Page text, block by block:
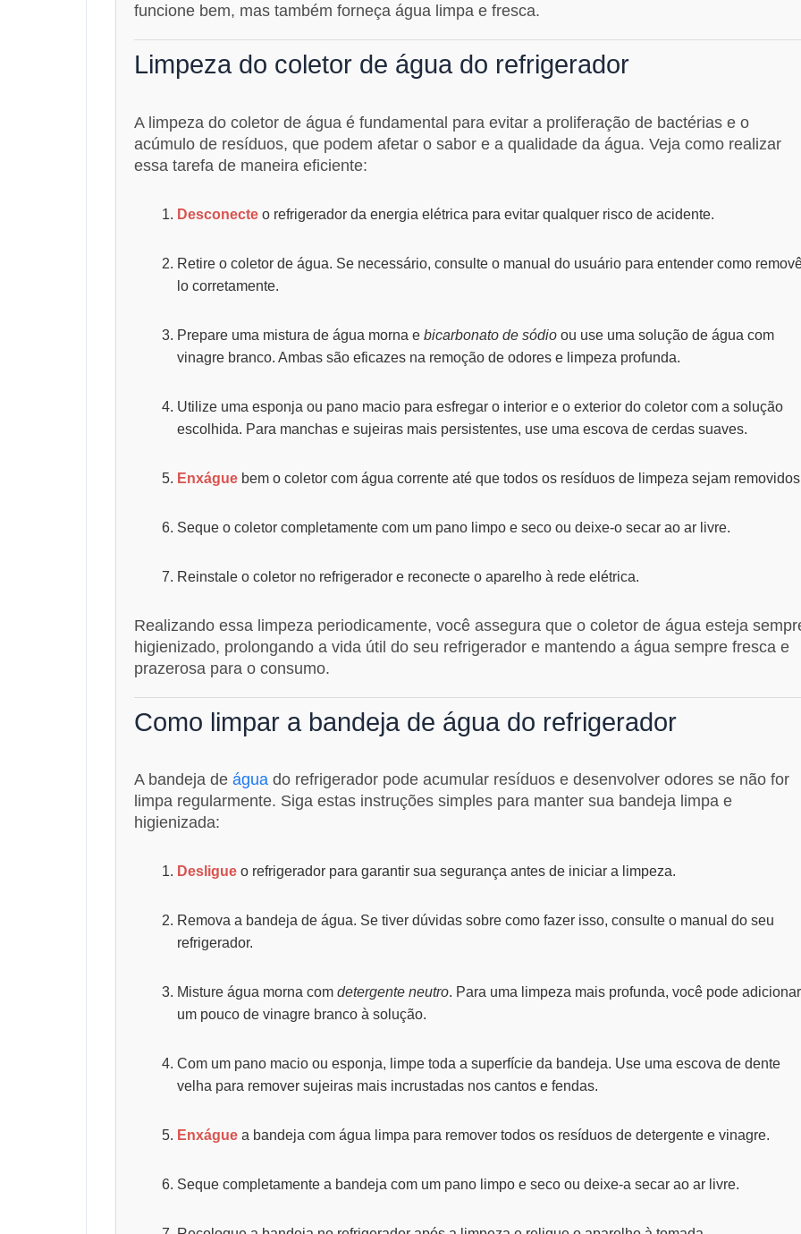
funcione bem, mas também forneça água limpa e fresca.
Limpeza do coletor de água do refrigerador
A limpeza do coletor de água é fundamental para evitar a proliferação de bactérias e o
acúmulo de resíduos, que podem afetar o sabor e a qualidade da água. Veja como realizar
essa tarefa de maneira eficiente:
Desconecte o refrigerador da energia elétrica para evitar qualquer risco de acidente.
Retire o coletor de água. Se necessário, consulte o manual do usuário para entender como
lo corretamente.
Prepare uma mistura de água morna e bicarbonato de sódio ou use uma solução de água com
vinagre branco. Ambas são eficazes na remoção de odores e limpeza profunda.
Utilize uma esponja ou pano macio para esfregar o interior e o exterior do coletor com a solução
escolhida. Para manchas e sujeiras mais persistentes, use uma escova de cerdas suaves.
Enxágue bem o coletor com água corrente até que todos os resíduos de limpeza sejam
Seque o coletor completamente com um pano limpo e seco ou deixe-o secar ao ar livre.
Reinstale o coletor no refrigerador e reconecte o aparelho à rede elétrica.
Realizando essa limpeza periodicamente, você assegura que o coletor de água esteja
higienizado, prolongando a vida útil do seu refrigerador e mantendo a água sempre fresca e
prazerosa para o consumo.
Como limpar a bandeja de água do refrigerador
A bandeja de água do refrigerador pode acumular resíduos e desenvolver odores se não for
limpa regularmente. Siga estas instruções simples para manter sua bandeja limpa e
higienizada:
Desligue o refrigerador para garantir sua segurança antes de iniciar a limpeza.
Remova a bandeja de água. Se tiver dúvidas sobre como fazer isso, consulte o manual do seu
refrigerador.
Misture água morna com detergente neutro. Para uma limpeza mais profunda, você pode adicionar
um pouco de vinagre branco à solução.
Com um pano macio ou esponja, limpe toda a superfície da bandeja. Use uma escova de dente
velha para remover sujeiras mais incrustadas nos cantos e fendas.
Enxágue a bandeja com água limpa para remover todos os resíduos de detergente e vinagre.
Seque completamente a bandeja com um pano limpo e seco ou deixe-a secar ao ar livre.